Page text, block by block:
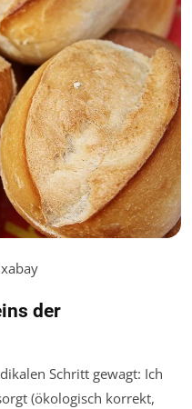
der
Schritt gewagt: Ich
(ökologisch korrekt,